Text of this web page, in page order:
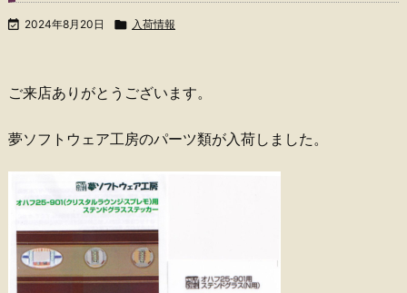
 2024年8月20日  入荷情報
ご来店ありがとうございます。
夢ソフトウェア工房のパーツ類が入荷しました。